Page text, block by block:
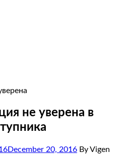
не уверена в
December 20, 2016 By Vigen